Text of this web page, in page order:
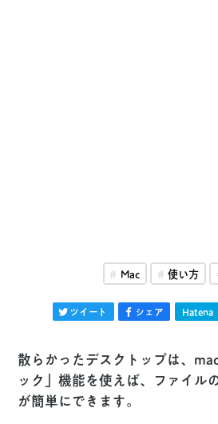
Mac 使い方
ツイート シェア Hatena
散らかったデスクトップは、
ック」機能を使えば、ファイル
が簡単にできます。